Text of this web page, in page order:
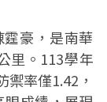
豪，是南華
里。113學年
率僅1.42，